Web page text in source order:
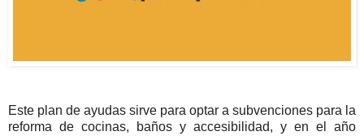
Este plan de ayudas sirve para optar a subvenciones para la
reforma de cocinas, baños y accesibilidad, y en el año